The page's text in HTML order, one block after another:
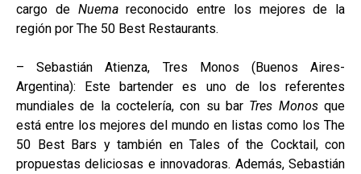
cargo de Nuemareconocido entre los mejores de la
región por The 50 Best Restaurants.
– Sebastián Atienza, Tres Monos (Buenos Aires-
Argentina): Este bartender es uno de los referentes
mundiales de la coctelería, con su bar Tres Monosque
está entre los mejores del mundo en listas como los The
50 Best Bars y también en Tales of the Cocktail, con
propuestas deliciosas e innovadoras. Además, Sebastián